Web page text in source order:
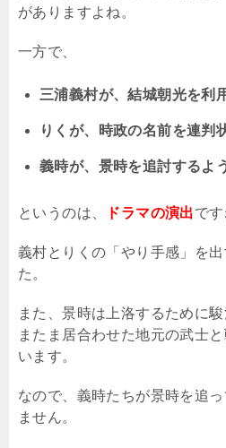
がありますよね。
一方で、
三浦義村が、結城朝光を利
りくが、時政の名前を連判
義時が、景時を追討するよ
というのは、 ドラマの演出です
義村とりくの「やり手感」を
た。
また、景時は上洛するために
またま居合わせた地元の武士
います。
なので、義時たちが景時を追
ません。